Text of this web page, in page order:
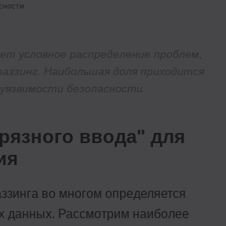
ввода" для
во многом определяется
данных. Рассмотрим наиболее